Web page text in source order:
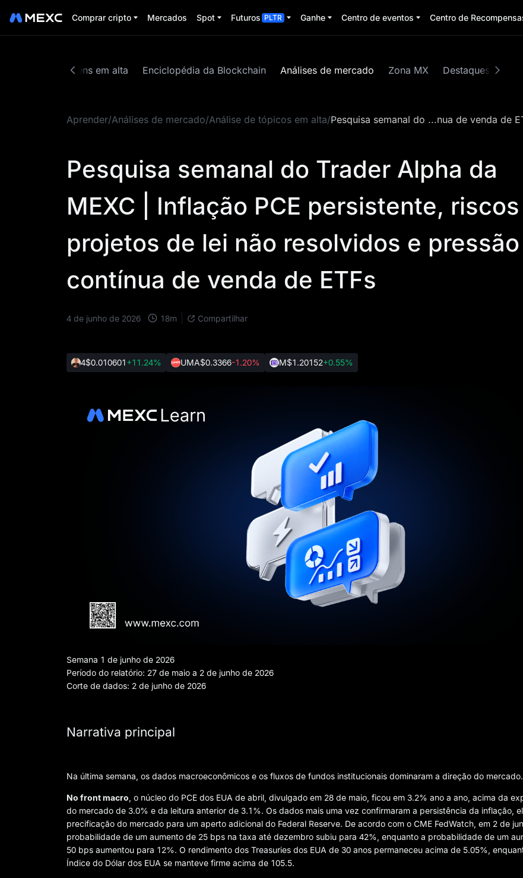
Comprar cripto Mercados Spot Futuros PLTR Ganhe Centro de eventos Centro de
Zona de tokens em alta Enciclopédia da Blockchain Análises de mercado Zona MX Destaques
Aprender/Análises de mercado/Análise de tópicos em alta/Pesquisa semanal do ...nua de venda de
Pesquisa semanal do Trader Alpha da
MEXC | Inflação PCE persistente,
projetos de lei não resolvidos e pressão
contínua de venda de ETFs
4 de junho de 2026 18m Compartilhar
4$0.010601+11.24% UMA$0.3366-1.20% M$1.20152+0.55%
Semana 1 de junho de 2026
Período do relatório: 27 de maio a 2 de junho de 2026
Corte de dados: 2 de junho de 2026
Narrativa principal
Na última semana, os dados macroeconômicos e os fluxos de fundos institucionais dominaram a direção do mercado.
No front macro , o núcleo do PCE dos EUA de abril, divulgado em 28 de maio, ficou em 3.2% ano a ano, acima da
do mercado de 3.0% e da leitura anterior de 3.1%. Os dados mais uma vez confirmaram a persistência da inflação,
precificação do mercado para um aperto adicional do Federal Reserve. De acordo com o CME FedWatch, em 2 de
probabilidade de um aumento de 25 bps na taxa até dezembro subiu para 42%, enquanto a probabilidade de um
50 bps aumentou para 12%. O rendimento dos Treasuries dos EUA de 30 anos permaneceu acima de 5.05%,
Índice do Dólar dos EUA se manteve firme acima de 105.5.